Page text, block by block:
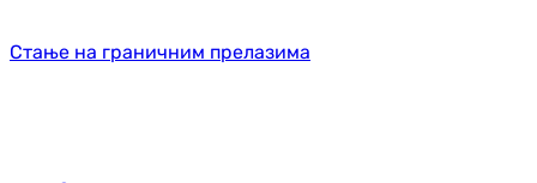
Стање на граничним прелазима